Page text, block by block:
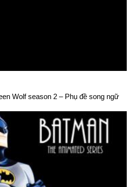
Wolf season 2 – Phụ đề song ngữ